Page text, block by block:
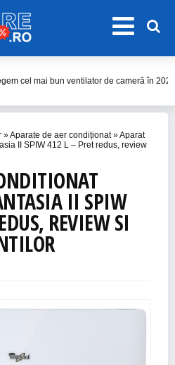
de Aer Condiționat Ieftine pentru Vară
de Aer Condiționat Portabile fără
»Aparate de aer condiționat»Aparat
II SPIW 412 L – Pret redus, review
II SPIW
REVIEW SI